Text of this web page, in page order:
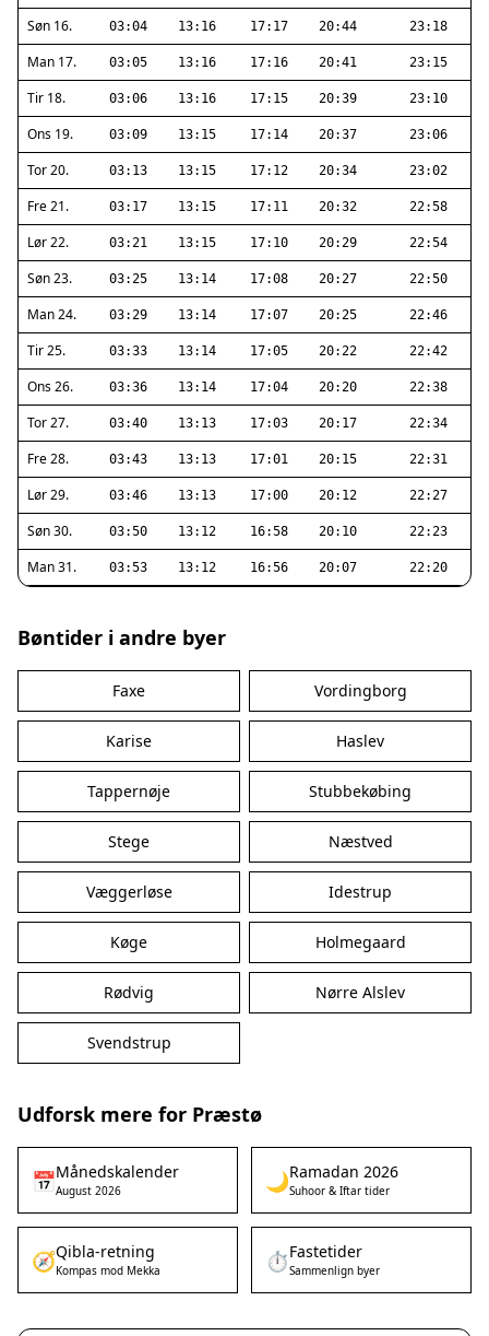
Søn 16. 03:04 13:16 17:17 20:44 23:18
Man 17. 03:05 13:16 17:16 20:41 23:15
Tir 18. 03:06 13:16 17:15 20:39 23:10
Ons 19. 03:09 13:15 17:14 20:37 23:06
Tor 20. 03:13 13:15 17:12 20:34 23:02
Fre 21. 03:17 13:15 17:11 20:32 22:58
Lør 22. 03:21 13:15 17:10 20:29 22:54
Søn 23. 03:25 13:14 17:08 20:27 22:50
Man 24. 03:29 13:14 17:07 20:25 22:46
Tir 25. 03:33 13:14 17:05 20:22 22:42
Ons 26. 03:36 13:14 17:04 20:20 22:38
Tor 27. 03:40 13:13 17:03 20:17 22:34
Fre 28. 03:43 13:13 17:01 20:15 22:31
Lør 29. 03:46 13:13 17:00 20:12 22:27
Søn 30. 03:50 13:12 16:58 20:10 22:23
Man 31. 03:53 13:12 16:56 20:07 22:20
Bøntider i andre byer
Faxe Vordingborg
Karise Haslev
Tappernøje Stubbekøbing
Stege Næstved
Væggerløse Idestrup
Køge Holmegaard
Rødvig Nørre Alslev
Svendstrup
Udforsk mere for Præstø
📅Månedskalender
August 2026 🌙Ramadan 2026
Suhoor & Iftar tider
🧭Qibla-retning
Kompas mod Mekka ⏱️Fastetider
Sammenlign byer